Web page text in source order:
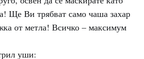
Ще Ви трябват само чаша захар
от метла! Всичко – максимум
уши: